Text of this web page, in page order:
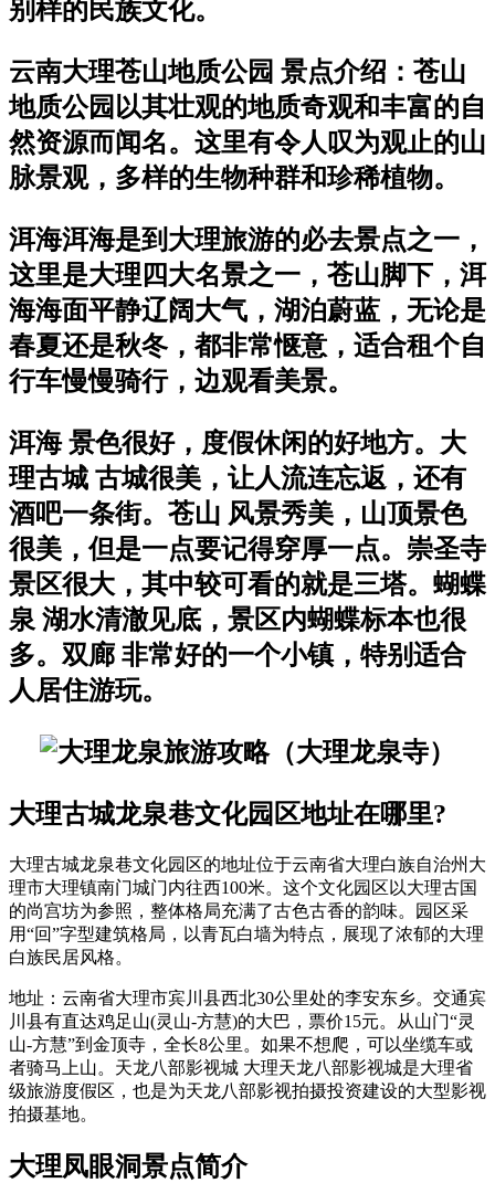
别样的民族文化。
云南大理苍山地质公园 景点介绍：苍山
地质公园以其壮观的地质奇观和丰富的自
然资源而闻名。这里有令人叹为观止的山
脉景观，多样的生物种群和珍稀植物。
洱海洱海是到大理旅游的必去景点之一，
这里是大理四大名景之一，苍山脚下，洱
海海面平静辽阔大气，湖泊蔚蓝，无论是
春夏还是秋冬，都非常惬意，适合租个自
行车慢慢骑行，边观看美景。
洱海 景色很好，度假休闲的好地方。大
理古城 古城很美，让人流连忘返，还有
酒吧一条街。苍山 风景秀美，山顶景色
很美，但是一点要记得穿厚一点。崇圣寺
景区很大，其中较可看的就是三塔。蝴蝶
泉 湖水清澈见底，景区内蝴蝶标本也很
多。双廊 非常好的一个小镇，特别适合
人居住游玩。
大理古城龙泉巷文化园区地址在哪里?
大理古城龙泉巷文化园区的地址位于云南省大理白族自治州大
理市大理镇南门城门内往西100米。这个文化园区以大理古国
的尚宫坊为参照，整体格局充满了古色古香的韵味。园区采
用“回”字型建筑格局，以青瓦白墙为特点，展现了浓郁的大理
白族民居风格。
地址：云南省大理市宾川县西北30公里处的李安东乡。交通宾
川县有直达鸡足山(灵山-方慧)的大巴，票价15元。从山门“灵
山-方慧”到金顶寺，全长8公里。如果不想爬，可以坐缆车或
者骑马上山。天龙八部影视城 大理天龙八部影视城是大理省
级旅游度假区，也是为天龙八部影视拍摄投资建设的大型影视
拍摄基地。
大理凤眼洞景点简介